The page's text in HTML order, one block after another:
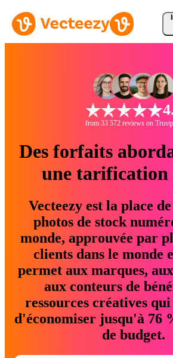
from 33 572 reviews on
Des forfaits
une tarification
Vecteezy est la place
photos de stock
monde, approuvée par
clients dans le monde
permet aux marques,
aux conteurs de
ressources créatives
d'économiser jusqu'à 76
de budget.